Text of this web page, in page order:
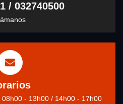
/ 032740500
- 13h00 / 14h00 - 17h00